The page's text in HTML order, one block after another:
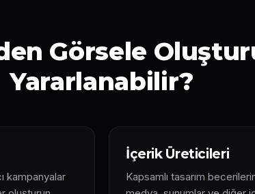
Görsele
Yararlanabilir?
kampanyalar
İçerik Üreticileri
Kapsamlı tasarım